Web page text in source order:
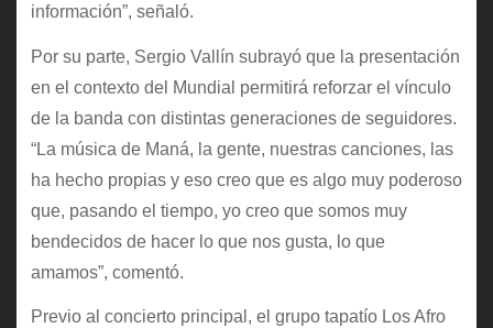
información”, señaló.
Por su parte, Sergio Vallín subrayó que la presentación
en el contexto del Mundial permitirá reforzar el vínculo
de la banda con distintas generaciones de seguidores.
“La música de Maná, la gente, nuestras canciones, las
ha hecho propias y eso creo que es algo muy poderoso
que, pasando el tiempo, yo creo que somos muy
bendecidos de hacer lo que nos gusta, lo que
amamos”, comentó.
Previo al concierto principal, el grupo tapatío Los Afro